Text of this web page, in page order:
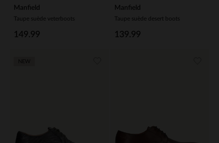
Manfield
Taupe suède veterboots
149.99
Manfield
Taupe suède desert boots
139.99